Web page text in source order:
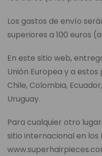
Los gastos de envío
superiores a 100 euros
En este sitio web,
Unión Europea y a
Chile, Colombia,
Uruguay.
Para cualquier otro
sitio internacional en los